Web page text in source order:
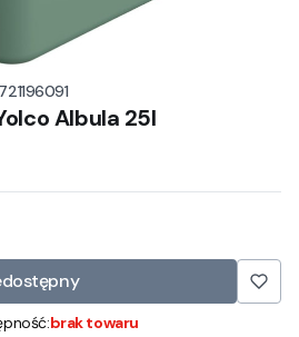
Albula 25l
brak towaru